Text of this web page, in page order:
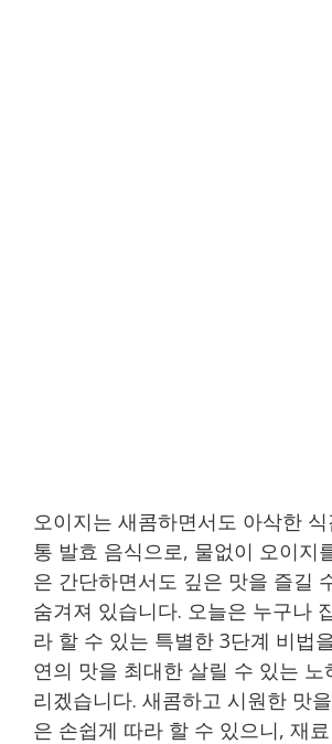
오이지는 새콤하면서도 아삭한
통 발효 음식으로, 물없이 오이지
은 간단하면서도 깊은 맛을 즐길
숨겨져 있습니다. 오늘은 누구나
라 할 수 있는 특별한 3단계 비법
연의 맛을 최대한 살릴 수 있는 노
리겠습니다. 새콤하고 시원한 맛
은 손쉽게 따라 할 수 있으니, 재